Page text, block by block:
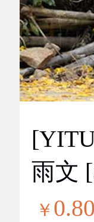
雨文
￥ 0.80